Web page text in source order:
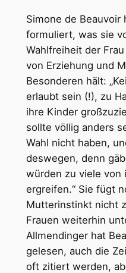
Simone de Beauvoir
formuliert, was sie
Wahlfreiheit der
von Erziehung und
Besonderen hält:
erlaubt sein (!), zu
ihre Kinder
sollte völlig anders
Wahl nicht haben,
deswegen, denn
würden zu viele von
ergreifen.“ Sie fügt
Mutterinstinkt nicht
Frauen weiterhin
Allmendinger hat
gelesen, auch die
oft zitiert werden,